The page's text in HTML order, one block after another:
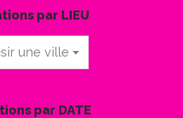
par LIEU
par DATE